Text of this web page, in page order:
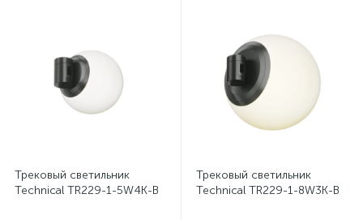
Трековый светильник
Technical TR229-1-5W4K-B
Трековый светильник
Technical TR229-1-8W3K-B